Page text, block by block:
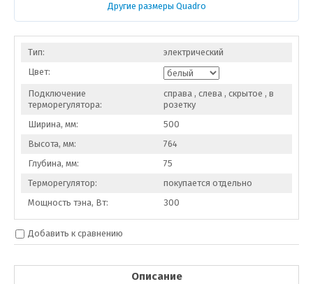
Другие размеры Quadro
Тип:
электрический
Цвет:
Подключение
терморегулятора:
справа , слева , скрытое , в
розетку
Ширина, мм:
500
Высота, мм:
764
Глубина, мм:
75
Терморегулятор:
покупается отдельно
Мощность тэна, Вт:
300
Добавить к сравнению
Описание